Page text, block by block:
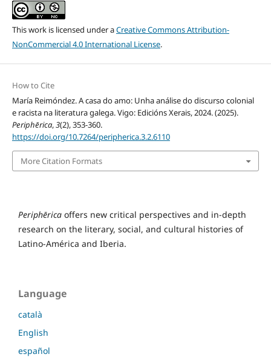
This work is licensed under aCreative Commons Attribution-
NonCommercial 4.0 International License.
How to Cite
María Reimóndez. A casa do amo: Unha análise do discurso colonial
e racista na literatura galega. Vigo: Edicións Xerais, 2024. (2025).
Periphērica,3(2), 353-360.
https://doi.org/10.7264/peripherica.3.2.6110
More Citation Formats
Periphērica offers new critical perspectives and in-depth
research on the literary, social, and cultural histories of
Latino-América and Iberia.
Language
català
English
español